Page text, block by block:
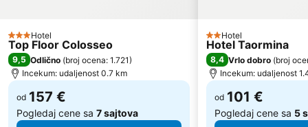
Bologna Metro Station
Rebibbia Metro Station
Lido di Ostia Levante
3 Zvezdice
Hotel
Top Floor Colosseo
9,5 Odlično (broj ocena: 1.721)
Incekum: udaljenost 0.7 km
od 157 €
Pogledaj cene sa 7 sajtova
2 Zvezdice
Hotel
Hotel Taormina
8,4 Vrlo dobro (broj
Incekum: udaljenost
od 101 €
Pogledaj cene sa 5